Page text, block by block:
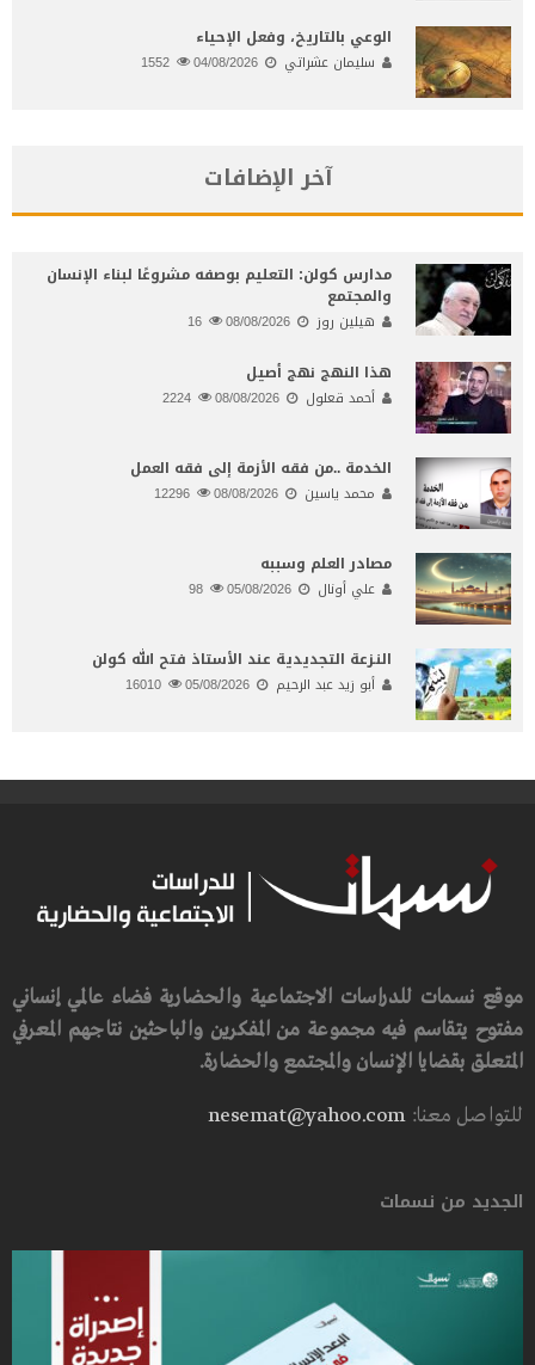
الوعي بالتاريخ، وفعل الإحياء
سليمان عشراتي 04/08/2026
آخر الإضافات
مدارس كولن: التعليم بوصفه مشروعًا لبناء الإنسان
والمجتمع
هيلين روز 08/08/2026
هذا النهج نهج أصيل
أحمد قعلول 08/08/2026
الخدمة ..من فقه الأزمة إلى فقه العمل
محمد ياسين 08/08/2026
مصادر العلم وسببه
علي أونال 05/08/2026
النـزعة التجديدية عند الأستاذ فتح الله كولن
أبو زيد عبد الرحيم 05/08/2026
موقع نسمات للدراسات الاجتماعية والحضارية فضاء عالمي إنساني
مفتوح يتقاسم فيه مجموعة من المفكرين والباحثين نتاجهم المعرفي
المتعلق بقضايا الإنسان والمجتمع والحضارة.
للتواصل معنا:nesemat@yahoo.com
الجديد من نسمات